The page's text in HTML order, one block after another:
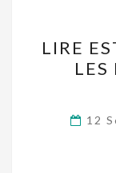
LIRE
LES
12